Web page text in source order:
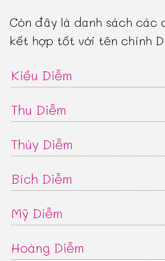
Còn đây là danh sách các
kết hợp tốt với tên chính
Kiều Diễm
Thu Diễm
Thùy Diễm
Bích Diễm
Mỹ Diễm
Hoàng Diễm